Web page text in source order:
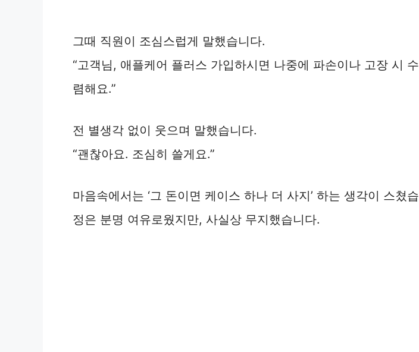
그때 직원이 조심스럽게 말했습니다.
“고객님, 애플케어 플러스 가입하시면 나중에 파손이나 고장 시
렴해요.”
전 별생각 없이 웃으며 말했습니다.
“괜찮아요. 조심히 쓸게요.”
마음속에서는 ‘그 돈이면 케이스 하나 더 사지’ 하는 생각이 스쳤
정은 분명 여유로웠지만, 사실상 무지했습니다.